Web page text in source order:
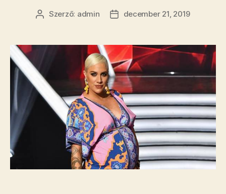
Bejegyzés
Szerző: admin
Bejegyzés
december 21, 2019